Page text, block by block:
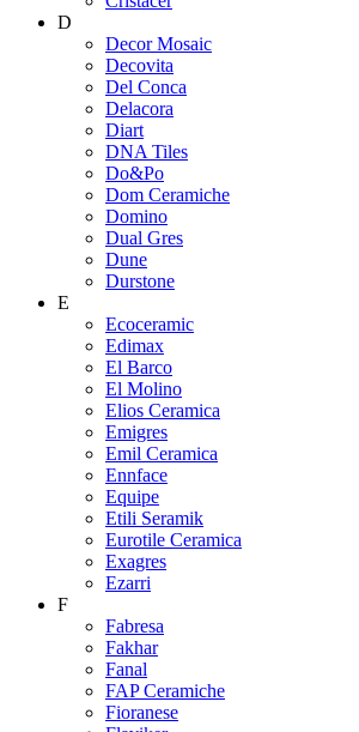
D
Decor Mosaic
Decovita
Del Conca
Delacora
Diart
DNA Tiles
Do&Po
Dom Ceramiche
Domino
Dual Gres
Dune
Durstone
E
Ecoceramic
Edimax
El Barco
El Molino
Elios Ceramica
Emigres
Emil Ceramica
Ennface
Equipe
Etili Seramik
Eurotile Ceramica
Exagres
Ezarri
F
Fabresa
Fakhar
Fanal
FAP Ceramiche
Fioranese